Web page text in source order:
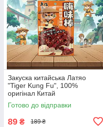
Закуска китайська Латяо
"Tiger Kung Fu", 100%
оригінал Китай
Готово до відправки
89 ₴ 189 ₴